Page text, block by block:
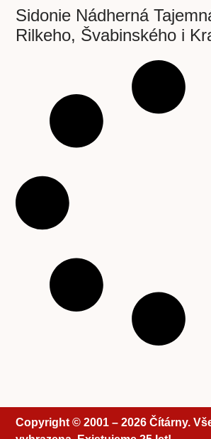
Sidonie Nádherná
Rilkeho, Švabinského i
Copyright © 2001 – 2026 Čítárny.